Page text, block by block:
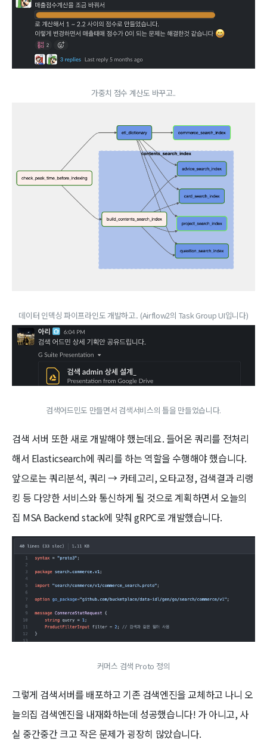
가중치 점수 계산도 바꾸고..
데이터 인덱싱 파이프라인도 개발하고.. (Airflow2의 Task Group UI입니다)
검색어드민도 만들면서 검색서비스의 틀을 만들었습니다.
검색 서버 또한 새로 개발해야 했는데요. 들어온 쿼리를 전처리
해서 Elasticsearch에 쿼리를 하는 역할을 수행해야 했습니다.
앞으로는 쿼리분석, 쿼리 → 카테고리, 오타교정, 검색결과 리랭
킹 등 다양한 서비스와 통신하게 될 것으로 계획하면서 오늘의
집 MSA Backend stack에 맞춰 gRPC로 개발했습니다.
커머스 검색 Proto 정의
그렇게 검색서버를 배포하고 기존 검색엔진을 교체하고 나니 오
늘의집 검색엔진을 내재화하는데 성공했습니다! 가 아니고, 사
실 중간중간 크고 작은 문제가 굉장히 많았습니다.